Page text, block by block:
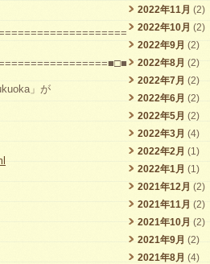
」が
2022年11月 (2)
2022年10月 (2)
2022年9月 (2)
2022年8月 (2)
2022年7月 (2)
2022年6月 (2)
2022年5月 (2)
2022年3月 (4)
2022年2月 (1)
2022年1月 (1)
2021年12月 (2)
2021年11月 (2)
2021年10月 (2)
2021年9月 (2)
2021年8月 (4)